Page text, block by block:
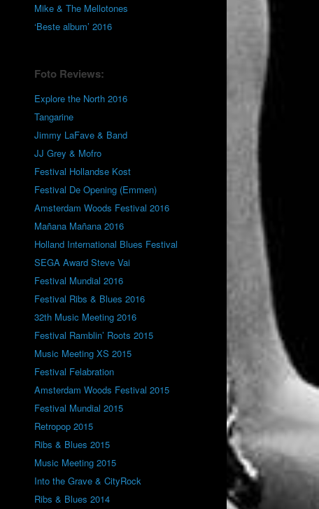
Mike & The Mellotones
‘Beste album’ 2016
Foto Reviews:
Explore the North 2016
Tangarine
Jimmy LaFave & Band
JJ Grey & Mofro
Festival Hollandse Kost
Festival De Opening (Emmen)
Amsterdam Woods Festival 2016
Mañana Mañana 2016
Holland International Blues Festival
SEGA Award Steve Vai
Festival Mundial 2016
Festival Ribs & Blues 2016
32th Music Meeting 2016
Festival Ramblin’ Roots 2015
Music Meeting XS 2015
Festival Felabration
Amsterdam Woods Festival 2015
Festival Mundial 2015
Retropop 2015
Ribs & Blues 2015
Music Meeting 2015
Into the Grave & CityRock
Ribs & Blues 2014